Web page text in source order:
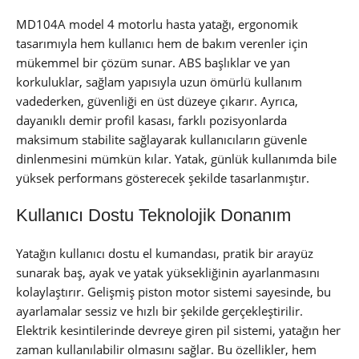
MD104A model 4 motorlu hasta yatağı, ergonomik
tasarımıyla hem kullanıcı hem de bakım verenler için
mükemmel bir çözüm sunar. ABS başlıklar ve yan
korkuluklar, sağlam yapısıyla uzun ömürlü kullanım
vadederken, güvenliği en üst düzeye çıkarır. Ayrıca,
dayanıklı demir profil kasası, farklı pozisyonlarda
maksimum stabilite sağlayarak kullanıcıların güvenle
dinlenmesini mümkün kılar. Yatak, günlük kullanımda bile
yüksek performans gösterecek şekilde tasarlanmıştır.
Kullanıcı Dostu Teknolojik Donanım
Yatağın kullanıcı dostu el kumandası, pratik bir arayüz
sunarak baş, ayak ve yatak yüksekliğinin ayarlanmasını
kolaylaştırır. Gelişmiş piston motor sistemi sayesinde, bu
ayarlamalar sessiz ve hızlı bir şekilde gerçekleştirilir.
Elektrik kesintilerinde devreye giren pil sistemi, yatağın her
zaman kullanılabilir olmasını sağlar. Bu özellikler, hem